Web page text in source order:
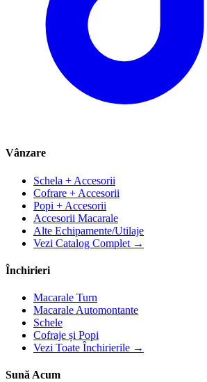
Vânzare
Schela + Accesorii
Cofrare + Accesorii
Popi + Accesorii
Accesorii Macarale
Alte Echipamente/Utilaje
Vezi Catalog Complet →
Închirieri
Macarale Turn
Macarale Automontante
Schele
Cofraje și Popi
Vezi Toate Închirierile →
Sună Acum